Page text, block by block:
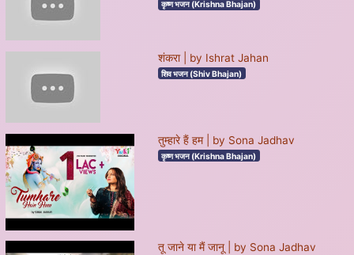
कृष्ण भजन (Krishna Bhajan)
शंकरा | by Ishrat Jahan
शिव भजन (Shiv Bhajan)
तुम्हारे हैं हम | by Sona Jadhav
कृष्ण भजन (Krishna Bhajan)
तू जाने या मैं जानू | by Sona Jadhav